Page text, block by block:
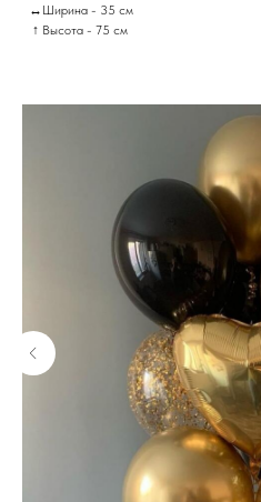
↔Ширина - 35 см
↑ Высота - 75 см